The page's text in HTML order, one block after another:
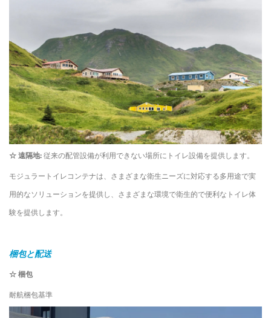
☆遠隔地:従来の配管設備が利用できない場所にトイレ設備を提供します。
モジュラートイレコンテナは、さまざまな衛生ニーズに対応する多用途で実
用的なソリューションを提供し、さまざまな環境で衛生的で便利なトイレ体
験を提供します。
梱包と配送
☆ 梱包
耐航梱包基準